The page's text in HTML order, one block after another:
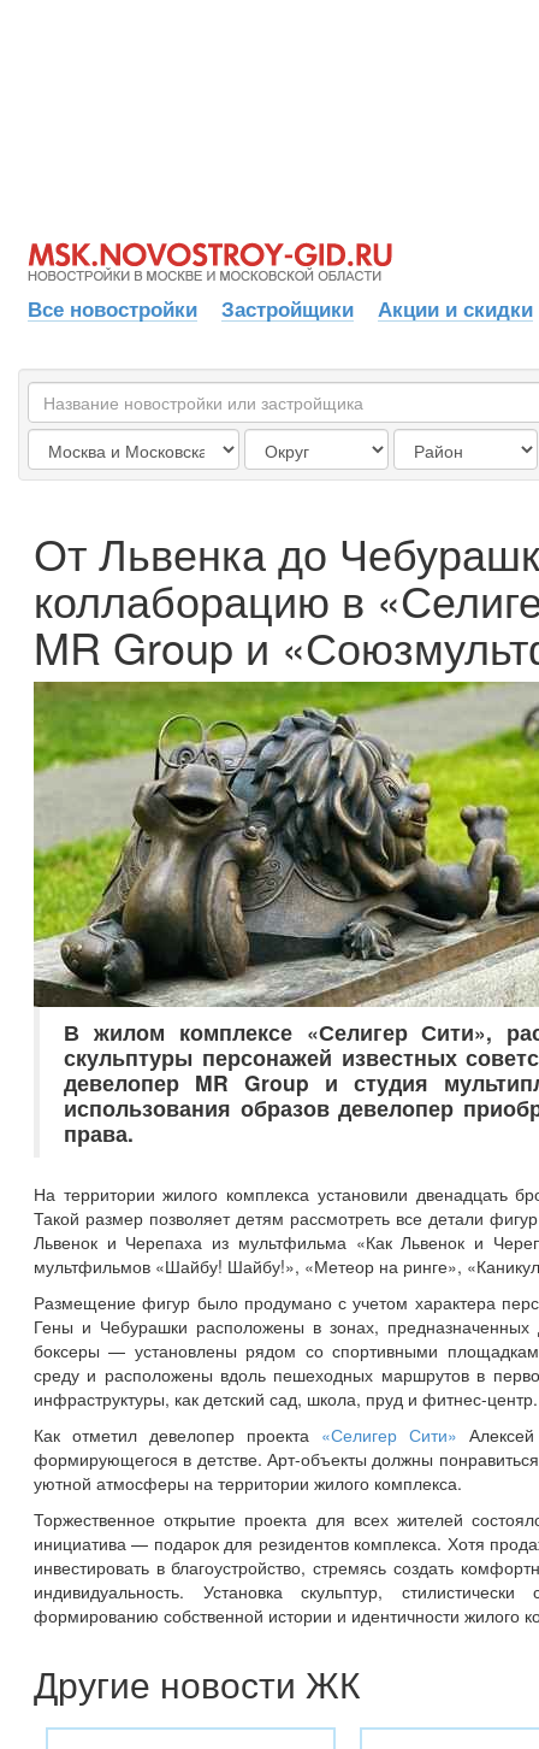
Все новостройки Застройщики Акции и скидки
От Львенка до
коллаборацию в
MR Group и
В жилом комплексе «Селигер Сити»,
скульптуры персонажей известных
девелопер MR Group и студия
использования образов девелопер
права.
На территории жилого комплекса установили двенадцать
Такой размер позволяет детям рассмотреть все детали
Львенок и Черепаха из мультфильма «Как Львенок и
мультфильмов «Шайбу! Шайбу!», «Метеор на ринге»,
Размещение фигур было продумано с учетом характера
Гены и Чебурашки расположены в зонах,
боксеры — установлены рядом со спортивными
среду и расположены вдоль пешеходных маршрутов в
инфраструктуры, как детский сад, школа, пруд и фитнес-центр.
Как отметил девелопер проекта «Селигер Сити»
формирующегося в детстве. Арт-объекты должны
уютной атмосферы на территории жилого комплекса.
Торжественное открытие проекта для всех жителей
инициатива — подарок для резидентов комплекса. Хотя
инвестировать в благоустройство, стремясь создать
индивидуальность. Установка скульптур,
формированию собственной истории и идентичности жилого
Другие новости ЖК